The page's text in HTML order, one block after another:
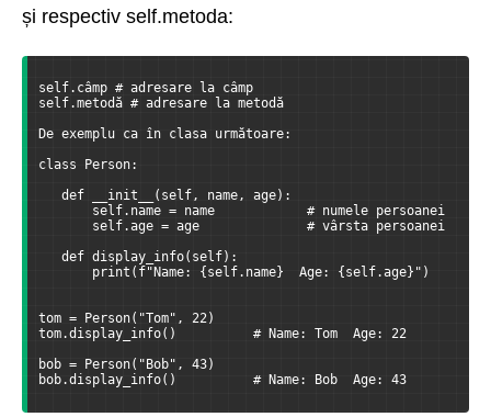
și respectiv self.metoda:
self.câmp # adresare la câmp
self.metodă # adresare la metodă
De exemplu ca în clasa următoare:
class Person:
def __init__(self, name, age):
self.name = name            # numele persoanei
self.age = age              # vârsta persoanei
def display_info(self):
print(f"Name: {self.name}  Age: {self.age}")
tom = Person("Tom", 22)
tom.display_info()          # Name: Tom  Age: 22
bob = Person("Bob", 43)
bob.display_info()          # Name: Bob  Age: 43